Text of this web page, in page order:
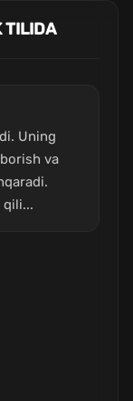
TILIDA
Uning
va